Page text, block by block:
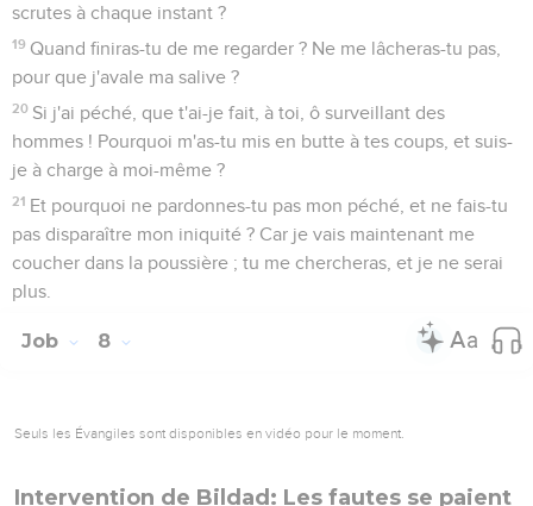
scrutes à chaque instant ?
19 Quand finiras-tu de me regarder ? Ne me lâcheras-tu pas,
pour que j'avale ma salive ?
20 Si j'ai péché, que t'ai-je fait, à toi, ô surveillant des
hommes ! Pourquoi m'as-tu mis en butte à tes coups, et suis-
je à charge à moi-même ?
21 Et pourquoi ne pardonnes-tu pas mon péché, et ne fais-tu
pas disparaître mon iniquité ? Car je vais maintenant me
coucher dans la poussière ; tu me chercheras, et je ne serai
plus.
Job 8
Seuls les Évangiles sont disponibles en vidéo pour le moment.
Intervention de Bildad: Les fautes se paient